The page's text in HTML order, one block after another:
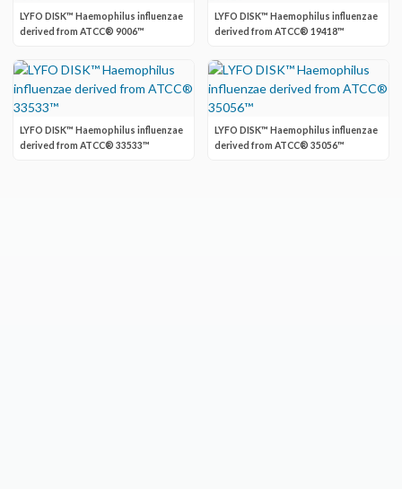
LYFO DISK™ Haemophilus influenzae
derived from ATCC® 9006™
LYFO DISK™ Haemophilus influenzae
derived from ATCC® 19418™
LYFO DISK™ Haemophilus influenzae
derived from ATCC® 33533™
LYFO DISK™ Haemophilus influenzae
derived from ATCC® 35056™